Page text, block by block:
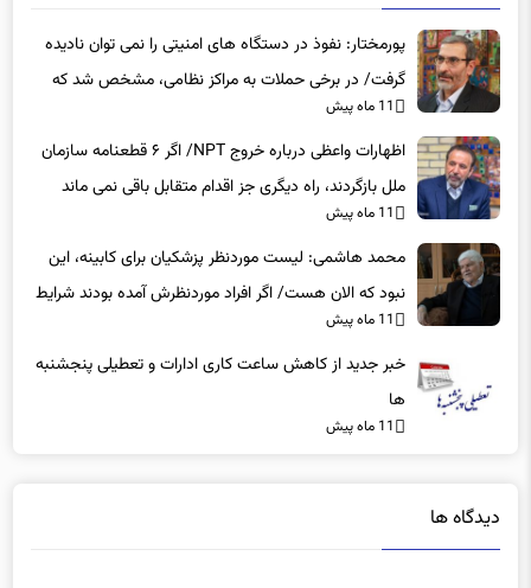
پورمختار: نفوذ در دستگاه های امنیتی را نمی توان نادیده
گرفت/ در برخی حملات به مراکز نظامی، مشخص شد که
عوامل نفوذی دخیل بوده‌اند
11 ماه پیش
اظهارات واعظی درباره خروج NPT/ اگر ۶ قطعنامه سازمان
ملل بازگردند، راه دیگری جز اقدام متقابل باقی نمی‌ ماند
11 ماه پیش
محمد هاشمی: لیست موردنظر پزشکیان برای کابینه، این
نبود که الان هست/ اگر افراد موردنظرش آمده بودند شرایط
بهتر بود
11 ماه پیش
خبر جدید از کاهش ساعت کاری ادارات و تعطیلی پنجشنبه
ها
11 ماه پیش
دیدگاه ها